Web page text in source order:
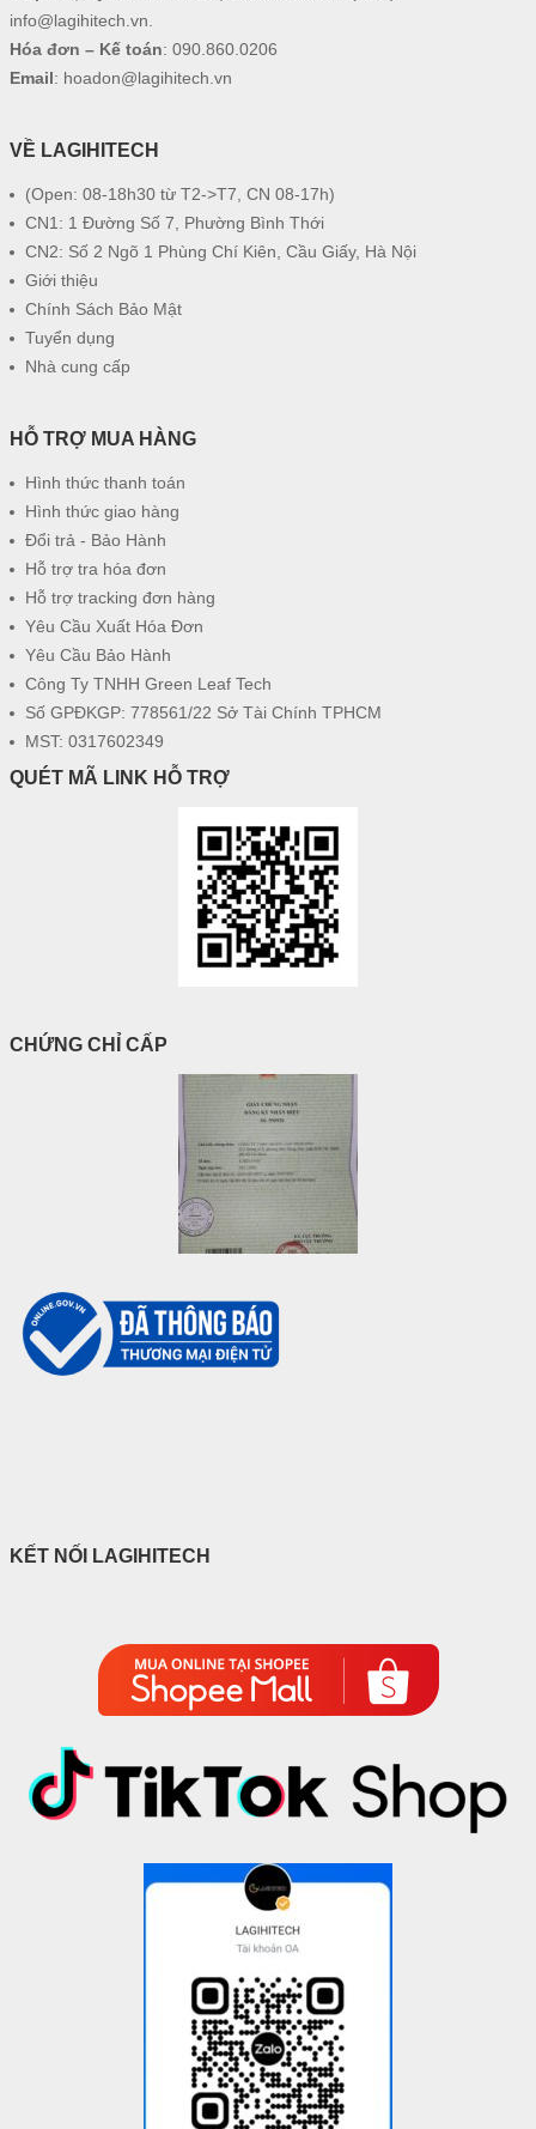
info@lagihitech.vn
Hóa đơn – Kế toán: 090.860.0206
Email: hoadon@lagihitech.vn
VỀ LAGIHITECH
(Open: 08-18h30 từ T2->T7, CN 08-17h)
CN1: 1 Đường Số 7, Phường Bình Thới
CN2: Số 2 Ngõ 1 Phùng Chí Kiên, Cầu Giấy, Hà Nội
Giới thiệu
Chính Sách Bảo Mật
Tuyển dụng
Nhà cung cấp
HỖ TRỢ MUA HÀNG
Hình thức thanh toán
Hình thức giao hàng
Đổi trả - Bảo Hành
Hỗ trợ tra hóa đơn
Hỗ trợ tracking đơn hàng
Yêu Cầu Xuất Hóa Đơn
Yêu Cầu Bảo Hành
Công Ty TNHH Green Leaf Tech
Số GPĐKGP: 778561/22 Sở Tài Chính TPHCM
MST: 0317602349
QUÉT MÃ LINK HỖ TRỢ
CHỨNG CHỈ CẤP
KẾT NỐI LAGIHITECH